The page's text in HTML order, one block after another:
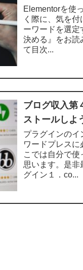
Elementorを使
く際に、気を
ーワードを選定
決める』をお読
て目次...
ブログ収入第
ストールしよ
プラグインのイ
ワードプレスに
こでは自分で使
思います。是非
グイン１．co...